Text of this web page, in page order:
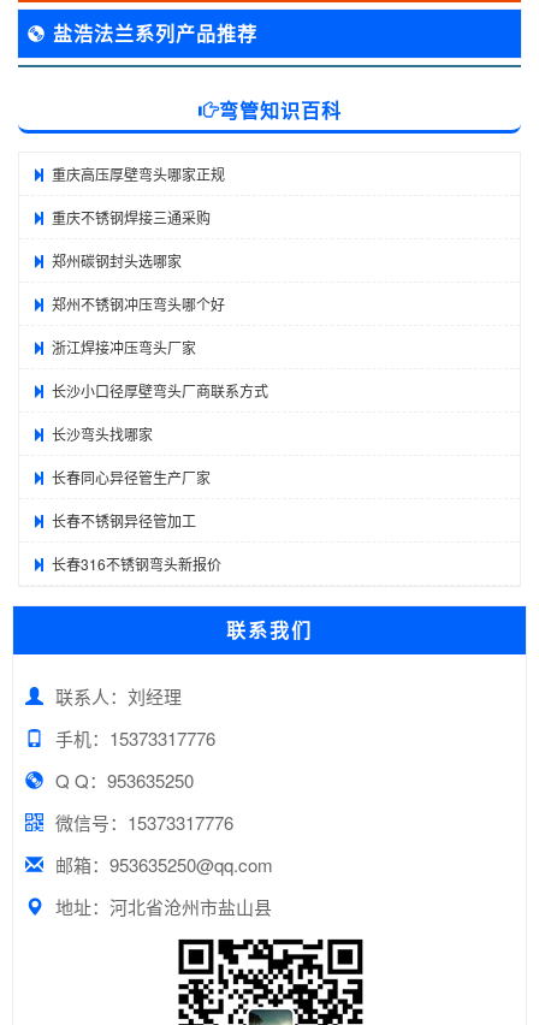
盐浩法兰系列产品推荐
弯管知识百科
重庆高压厚壁弯头哪家正规
重庆不锈钢焊接三通采购
郑州碳钢封头选哪家
郑州不锈钢冲压弯头哪个好
浙江焊接冲压弯头厂家
长沙小口径厚壁弯头厂商联系方式
长沙弯头找哪家
长春同心异径管生产厂家
长春不锈钢异径管加工
长春316不锈钢弯头新报价
联系我们
联系人：刘经理
手机：15373317776
Q Q：953635250
微信号：15373317776
邮箱：953635250@qq.com
地址：河北省沧州市盐山县